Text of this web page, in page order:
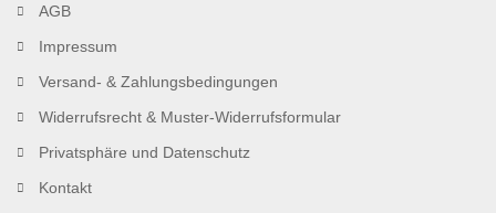
AGB
Impressum
Versand- & Zahlungsbedingungen
Widerrufsrecht & Muster-Widerrufsformular
Privatsphäre und Datenschutz
Kontakt